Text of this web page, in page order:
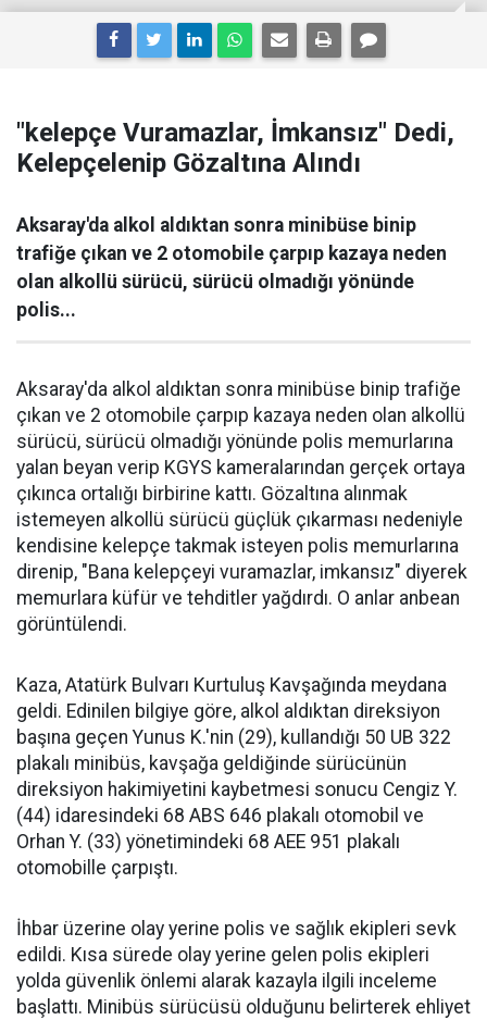
"kelepçe Vuramazlar, İmkansız" Dedi,
Kelepçelenip Gözaltına Alındı
Aksaray'da alkol aldıktan sonra minibüse binip
trafiğe çıkan ve 2 otomobile çarpıp kazaya neden
olan alkollü sürücü, sürücü olmadığı yönünde
polis...
Aksaray'da alkol aldıktan sonra minibüse binip trafiğe
çıkan ve 2 otomobile çarpıp kazaya neden olan alkollü
sürücü, sürücü olmadığı yönünde polis memurlarına
yalan beyan verip KGYS kameralarından gerçek ortaya
çıkınca ortalığı birbirine kattı. Gözaltına alınmak
istemeyen alkollü sürücü güçlük çıkarması nedeniyle
kendisine kelepçe takmak isteyen polis memurlarına
direnip, "Bana kelepçeyi vuramazlar, imkansız" diyerek
memurlara küfür ve tehditler yağdırdı. O anlar anbean
görüntülendi.
Kaza, Atatürk Bulvarı Kurtuluş Kavşağında meydana
geldi. Edinilen bilgiye göre, alkol aldıktan direksiyon
başına geçen Yunus K.'nin (29), kullandığı 50 UB 322
plakalı minibüs, kavşağa geldiğinde sürücünün
direksiyon hakimiyetini kaybetmesi sonucu Cengiz Y.
(44) idaresindeki 68 ABS 646 plakalı otomobil ve
Orhan Y. (33) yönetimindeki 68 AEE 951 plakalı
otomobille çarpıştı.
İhbar üzerine olay yerine polis ve sağlık ekipleri sevk
edildi. Kısa sürede olay yerine gelen polis ekipleri
yolda güvenlik önlemi alarak kazayla ilgili inceleme
başlattı. Minibüs sürücüsü olduğunu belirterek ehliyet